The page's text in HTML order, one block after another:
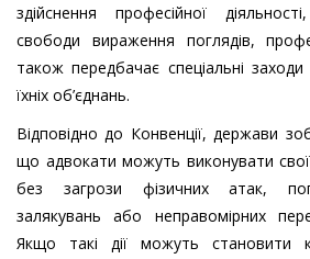
здійснення професійної
свободи вираження поглядів,
також передбачає спеціальні
їхніх об’єднань.
Відповідно до Конвенції, держави
що адвокати можуть виконувати свої
без загрози фізичних атак,
залякувань або неправомірних
Якщо такі дії можуть становити